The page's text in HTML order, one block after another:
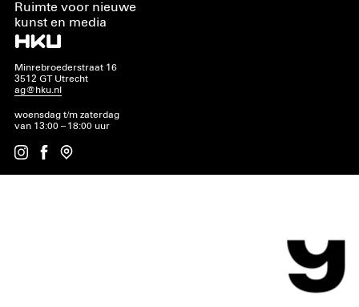
Ruimte voor nieuwe
kunst en media
Minrebroederstraat 16
3512 GT Utrecht
ag@hku.nl
woensdag t/m zaterdag
van 13:00 – 18:00 uur